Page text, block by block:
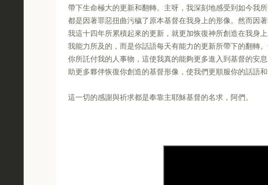
帶下生命極大的更新和翻轉。主呀，我深刻地感受到如今我
都是因著罪惡扭曲污穢了原本基督在我身上的形像。然而因
我這十四年所累積起來的更新，就更加恢復神所創造在我身
我能力所及的，而是你話語每天有能力的更新所帶下的翻轉
你所託付我的人事物，這使我真的能夠更多進入到基督的安
助更多夥伴恢復你創造的基督形像，使我們更順服你的話語
這一切的感謝與祈求都是奉靠主耶穌基督的名求，阿們。